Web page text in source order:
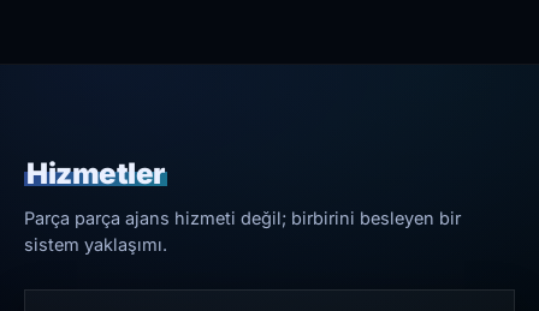
Hizmetler
Parça parça ajans hizmeti değil; birbirini besleyen bir
sistem yaklaşımı.